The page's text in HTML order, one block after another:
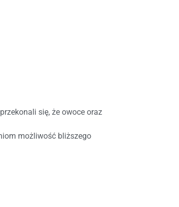
się, że owoce oraz
możliwość bliższego